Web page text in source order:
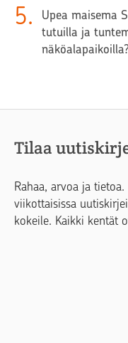
5.
Upea maisema
tutuilla ja
Tilaa
Rahaa, arvoa ja
viikottaisissa
kokeile. Kaikki kentät